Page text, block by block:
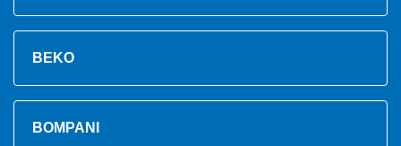
BEKO
BOMPANI